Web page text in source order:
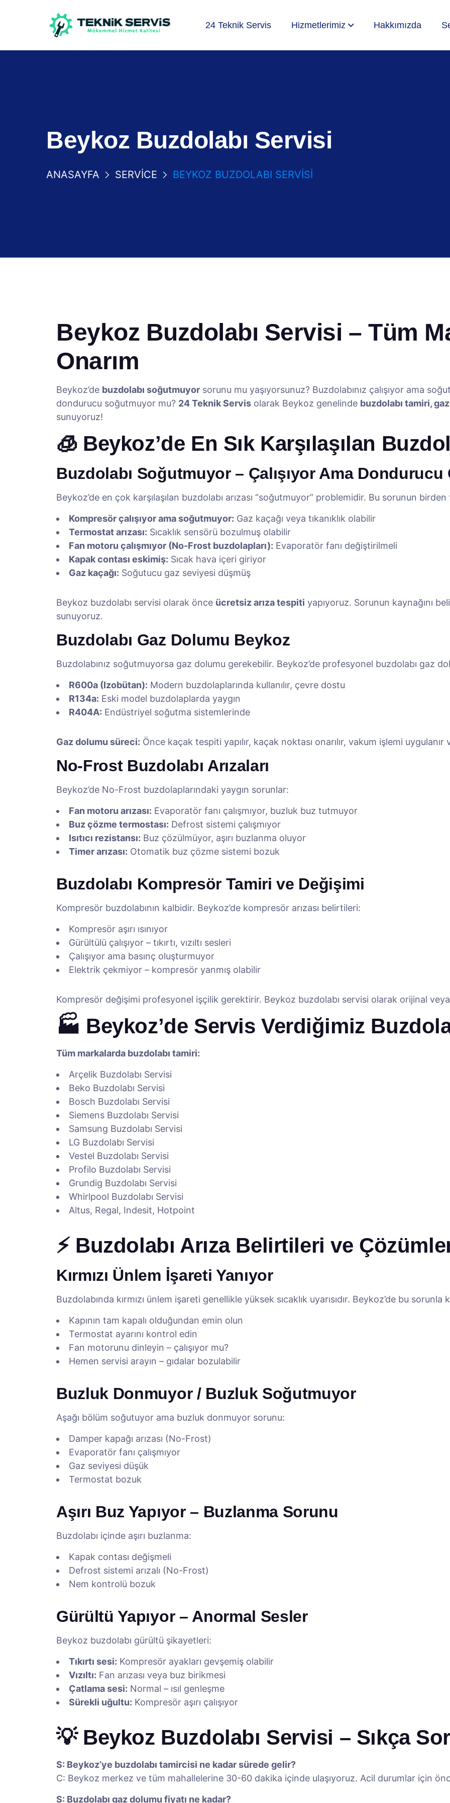
24 Teknik Servis Hizmetlerimiz Hakkımızda
Beykoz Buzdolabı Servisi
ANASAYFA SERVICE BEYKOZ BUZDOLABI SERVISI
Beykoz Buzdolabı Servisi – Tüm
Onarım
Beykoz’de buzdolabı soğutmuyor sorunu mu yaşıyorsunuz? Buzdolabınız çalışıyor ama
dondurucu soğutmuyor mu? 24 Teknik Servis olarak Beykoz genelinde buzdolabı tamiri,
sunuyoruz!
🧊 Beykoz’de En Sık Karşılaşılan
Buzdolabı Soğutmuyor – Çalışıyor Ama Dondurucu
Beykoz’de en çok karşılaşılan buzdolabı arızası “soğutmuyor” problemidir. Bu sorunun
Kompresör çalışıyor ama soğutmuyor: Gaz kaçağı veya tıkanıklık olabilir
Termostat arızası: Sıcaklık sensörü bozulmuş olabilir
Fan motoru çalışmıyor (No-Frost buzdolapları): Evaporatör fanı değiştirilmeli
Kapak contası eskimiş: Sıcak hava içeri giriyor
Gaz kaçağı: Soğutucu gaz seviyesi düşmüş
Beykoz buzdolabı servisi olarak önce ücretsiz arıza tespiti yapıyoruz. Sorunun kaynağını
sunuyoruz.
Buzdolabı Gaz Dolumu Beykoz
Buzdolabınız soğutmuyorsa gaz dolumu gerekebilir. Beykoz’de profesyonel buzdolabı gaz
R600a (Izobütan): Modern buzdolaplarında kullanılır, çevre dostu
R134a: Eski model buzdolaplarda yaygın
R404A: Endüstriyel soğutma sistemlerinde
Gaz dolumu süreci: Önce kaçak tespiti yapılır, kaçak noktası onarılır, vakum işlemi uygulanır
No-Frost Buzdolabı Arızaları
Beykoz’de No-Frost buzdolaplarındaki yaygın sorunlar:
Fan motoru arızası: Evaporatör fanı çalışmıyor, buzluk buz tutmuyor
Buz çözme termostası: Defrost sistemi çalışmıyor
Isıtıcı rezistansı: Buz çözülmüyor, aşırı buzlanma oluyor
Timer arızası: Otomatik buz çözme sistemi bozuk
Buzdolabı Kompresör Tamiri ve Değişimi
Kompresör buzdolabının kalbidir. Beykoz’de kompresör arızası belirtileri:
Kompresör aşırı ısınıyor
Gürültülü çalışıyor – tıkırtı, vızıltı sesleri
Çalışıyor ama basınç oluşturmuyor
Elektrik çekmiyor – kompresör yanmış olabilir
Kompresör değişimi profesyonel işçilik gerektirir. Beykoz buzdolabı servisi olarak orijinal
🏭 Beykoz’de Servis Verdiğimiz
Tüm markalarda buzdolabı tamiri:
Arçelik Buzdolabı Servisi
Beko Buzdolabı Servisi
Bosch Buzdolabı Servisi
Siemens Buzdolabı Servisi
Samsung Buzdolabı Servisi
LG Buzdolabı Servisi
Vestel Buzdolabı Servisi
Profilo Buzdolabı Servisi
Grundig Buzdolabı Servisi
Whirlpool Buzdolabı Servisi
Altus, Regal, Indesit, Hotpoint
⚡ Buzdolabı Arıza Belirtileri ve
Kırmızı Ünlem İşareti Yanıyor
Buzdolabında kırmızı ünlem işareti genellikle yüksek sıcaklık uyarısıdır. Beykoz’de bu sorunla
Kapının tam kapalı olduğundan emin olun
Termostat ayarını kontrol edin
Fan motorunu dinleyin – çalışıyor mu?
Hemen servisi arayın – gıdalar bozulabilir
Buzluk Donmuyor / Buzluk Soğutmuyor
Aşağı bölüm soğutuyor ama buzluk donmuyor sorunu:
Damper kapağı arızası (No-Frost)
Evaporatör fanı çalışmıyor
Gaz seviyesi düşük
Termostat bozuk
Aşırı Buz Yapıyor – Buzlanma Sorunu
Buzdolabı içinde aşırı buzlanma:
Kapak contası değişmeli
Defrost sistemi arızalı (No-Frost)
Nem kontrolü bozuk
Gürültü Yapıyor – Anormal Sesler
Beykoz buzdolabı gürültü şikayetleri:
Tıkırtı sesi: Kompresör ayakları gevşemiş olabilir
Vızıltı: Fan arızası veya buz birikmesi
Çatlama sesi: Normal – ısıl genleşme
Sürekli uğultu: Kompresör aşırı çalışıyor
💡 Beykoz Buzdolabı Servisi – Sıkça
S: Beykoz’ye buzdolabı tamircisi ne kadar sürede gelir?
C: Beykoz merkez ve tüm mahallelerine 30-60 dakika içinde ulaşıyoruz. Acil durumlar için
S: Buzdolabı gaz dolumu fiyatı ne kadar?